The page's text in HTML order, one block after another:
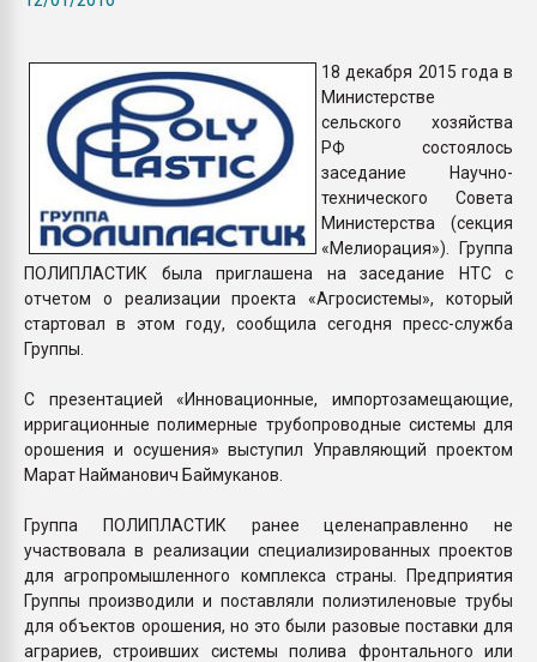
ПЕРЕЙТИ НА
18 декабря 2015 года в
Министерстве
сельского хозяйства
РФ состоялось
заседание Научно-
технического Совета
Министерства (секция
«Мелиорация»). Группа
ПОЛИПЛАСТИК была приглашена на заседание НТС с
отчетом о реализации проекта «Агросистемы», который
стартовал в этом году, сообщила сегодня пресс-служба
Группы.
С презентацией «Инновационные, импортозамещающие,
ирригационные полимерные трубопроводные системы для
орошения и осушения» выступил Управляющий проектом
Марат Найманович Баймуканов.
Группа ПОЛИПЛАСТИК ранее целенаправленно не
участвовала в реализации специализированных проектов
для агропромышленного комплекса страны. Предприятия
Группы производили и поставляли полиэтиленовые трубы
для объектов орошения, но это были разовые поставки для
аграриев, строивших системы полива фронтального или